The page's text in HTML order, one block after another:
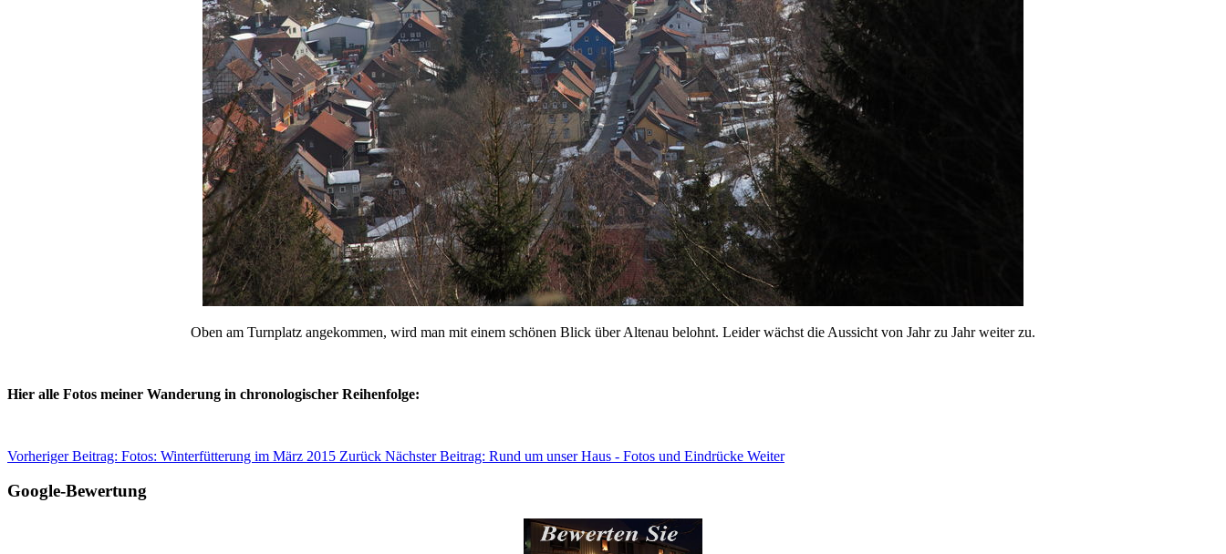
Oben am Turnplatz angekommen, wird man mit einem schönen Blick über Altenau belohnt. Leider wächst die Aussicht von Jahr zu Jahr weiter zu.
Hier alle Fotos meiner Wanderung in chronologischer Reihenfolge:
Vorheriger Beitrag: Fotos: Winterfütterung im März 2015 Zurück Nächster Beitrag: Rund um unser Haus - Fotos und Eindrücke Weiter
Google-Bewertung